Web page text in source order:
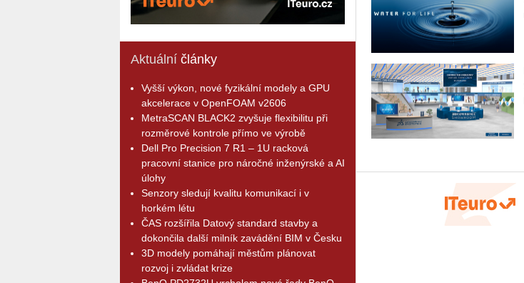
Aktuální články
Vyšší výkon, nové fyzikální modely a GPU
akcelerace v OpenFOAM v2606
MetraSCAN BLACK2 zvyšuje flexibilitu při
rozměrové kontrole přímo ve výrobě
Dell Pro Precision 7 R1 – 1U racková
pracovní stanice pro náročné inženýrské a AI
úlohy
Senzory sledují kvalitu komunikací i v
horkém létu
ČAS rozšířila Datový standard stavby a
dokončila další milník zavádění BIM v Česku
3D modely pomáhají městům plánovat
rozvoj i zvládat krize